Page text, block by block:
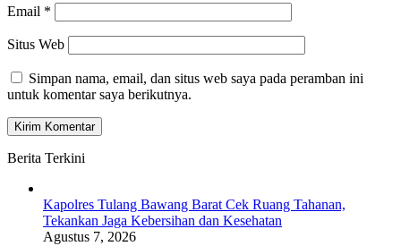
Email *
Situs Web
Simpan nama, email, dan situs web saya pada peramban ini
untuk komentar saya berikutnya.
Berita Terkini
Kapolres Tulang Bawang Barat Cek Ruang Tahanan,
Tekankan Jaga Kebersihan dan Kesehatan
Agustus 7, 2026